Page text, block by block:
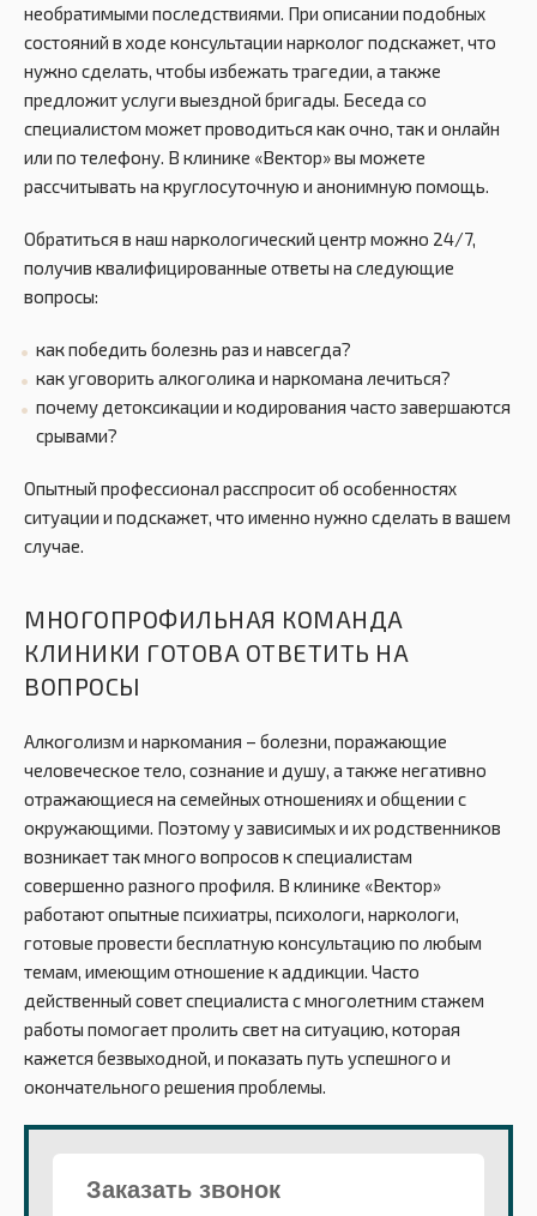
необратимыми последствиями. При описании подобных
состояний в ходе консультации нарколог подскажет, что
нужно сделать, чтобы избежать трагедии, а также
предложит услуги выездной бригады. Беседа со
специалистом может проводиться как очно, так и онлайн
или по телефону. В клинике «Вектор» вы можете
рассчитывать на круглосуточную и анонимную помощь.
Обратиться в наш наркологический центр можно 24/7,
получив квалифицированные ответы на следующие
вопросы:
как победить болезнь раз и навсегда?
как уговорить алкоголика и наркомана лечиться?
почему детоксикации и кодирования часто завершаются
срывами?
Опытный профессионал расспросит об особенностях
ситуации и подскажет, что именно нужно сделать в вашем
случае.
МНОГОПРОФИЛЬНАЯ КОМАНДА
КЛИНИКИ ГОТОВА ОТВЕТИТЬ НА
ВОПРОСЫ
Алкоголизм и наркомания – болезни, поражающие
человеческое тело, сознание и душу, а также негативно
отражающиеся на семейных отношениях и общении с
окружающими. Поэтому у зависимых и их родственников
возникает так много вопросов к специалистам
совершенно разного профиля. В клинике «Вектор»
работают опытные психиатры, психологи, наркологи,
готовые провести бесплатную консультацию по любым
темам, имеющим отношение к аддикции. Часто
действенный совет специалиста с многолетним стажем
работы помогает пролить свет на ситуацию, которая
кажется безвыходной, и показать путь успешного и
окончательного решения проблемы.